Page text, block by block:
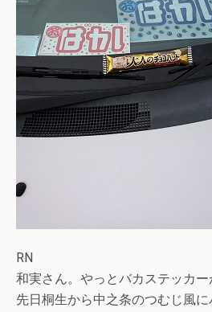
RN
和実さん。やっとバカステッカー
先日桐生から中之条のつむじ風